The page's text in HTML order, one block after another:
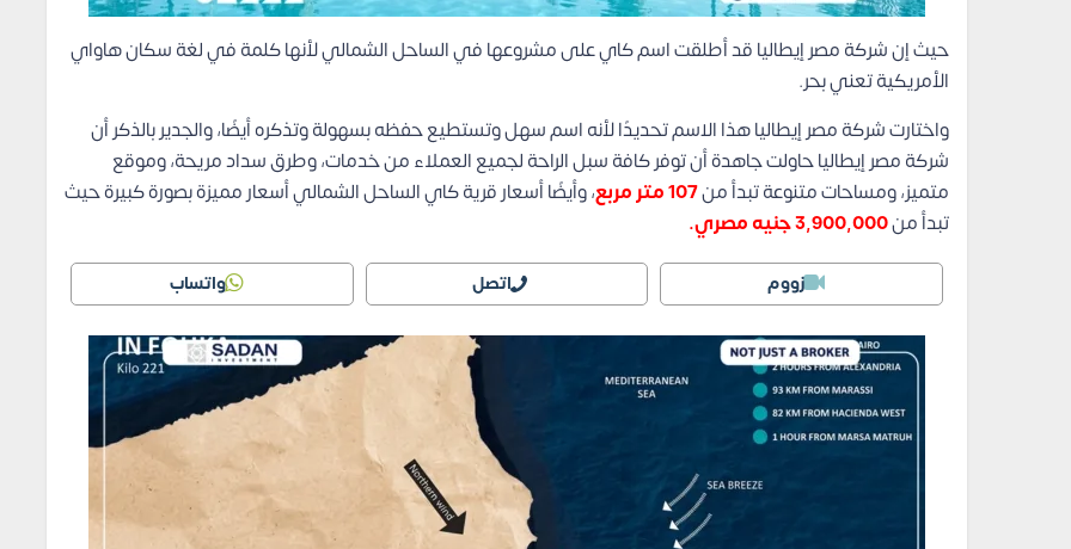
حيث إن شركة مصر إيطاليا قد أطلقت اسم كاي على مشروعها في الساحل الشمالي لأنها كلمة في لغة سكان هاواي
الأمريكية تعني بحر.
واختارت شركة مصر إيطاليا هذا الاسم تحديدًا لأنه اسم سهل وتستطيع حفظه بسهولة وتذكره أيضًا، والجدير بالذكر أن
شركة مصر إيطاليا حاولت جاهدة أن توفر كافة سبل الراحة لجميع العملاء من خدمات، وطرق سداد مريحة، وموقع
متميز، ومساحات متنوعة تبدأ من107 متر مربع
، وأيضًا أسعار قرية كاي الساحل الشمالي أسعار مميزة بصورة كبيرة حيث
تبدأ من3,900,000 جنيه مصري.
زووم اتصل واتساب